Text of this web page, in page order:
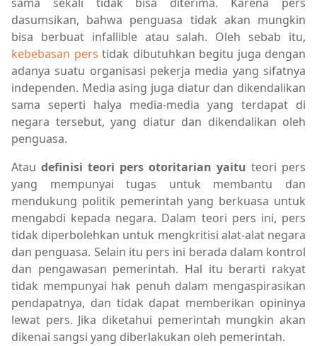
dasumsikan, bahwa penguasa tidak akan mungkin
bisa berbuat infallible atau salah. Oleh sebab itu,
kebebasan pers tidak dibutuhkan begitu juga dengan
adanya suatu organisasi pekerja media yang sifatnya
independen. Media asing juga diatur dan dikendalikan
sama seperti halya media-media yang terdapat di
negara tersebut, yang diatur dan dikendalikan oleh
penguasa.
Atau definisi teori pers otoritarian yaitu teori pers
yang mempunyai tugas untuk membantu dan
mendukung politik pemerintah yang berkuasa untuk
mengabdi kepada negara. Dalam teori pers ini, pers
tidak diperbolehkan untuk mengkritisi alat-alat negara
dan penguasa. Selain itu pers ini berada dalam kontrol
dan pengawasan pemerintah. Hal itu berarti rakyat
tidak mempunyai hak penuh dalam mengaspirasikan
pendapatnya, dan tidak dapat memberikan opininya
lewat pers. Jika diketahui pemerintah mungkin akan
dikenai sangsi yang diberlakukan oleh pemerintah.